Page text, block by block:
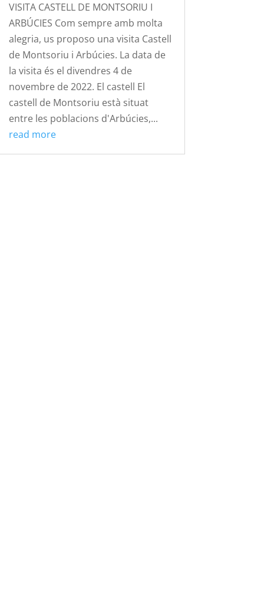
VISITA CASTELL DE MONTSORIU I
ARBÚCIES Com sempre amb molta
alegria, us proposo una visita Castell
de Montsoriu i Arbúcies. La data de
la visita és el divendres 4 de
novembre de 2022. El castell El
castell de Montsoriu està situat
entre les poblacions d'Arbúcies,...
read more